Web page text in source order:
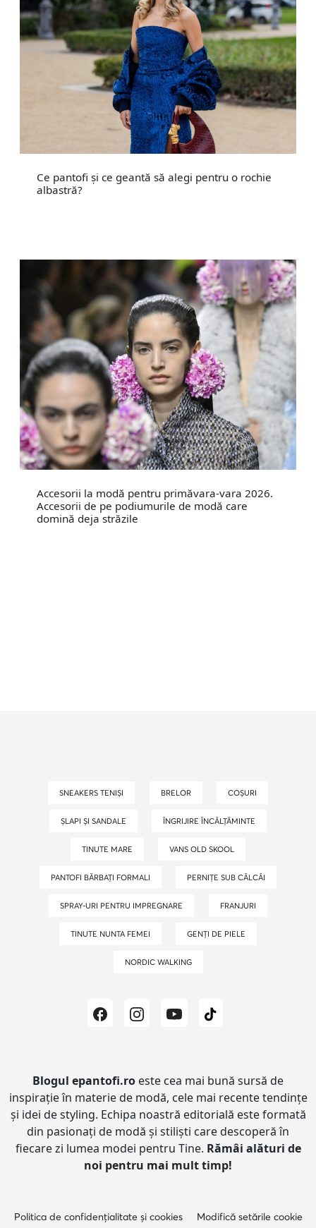
Ce pantofi și ce geantă să alegi pentru o rochie
albastră?
Accesorii la modă pentru primăvara-vara 2026.
Accesorii de pe podiumurile de modă care
domină deja străzile
SNEAKERS TENIȘI BRELOR COȘURI
ȘLAPI ȘI SANDALE ÎNGRIJIRE ÎNCĂLȚĂMINTE
TINUTE MARE VANS OLD SKOOL
PANTOFI BĂRBAȚI FORMALI PERNIȚE SUB CĂLCÂI
SPRAY-URI PENTRU IMPREGNARE FRANJURI
TINUTE NUNTA FEMEI GENȚI DE PIELE
NORDIC WALKING
Blogul epantofi.ro este cea mai bună sursă de
inspirație în materie de modă, cele mai recente tendințe
și idei de styling. Echipa noastră editorială este formată
din pasionați de modă și stiliști care descoperă în
fiecare zi lumea modei pentru Tine. Rămâi alături de
noi pentru mai mult timp!
Politica de confidențialitate și cookies
Modifică setările cookie